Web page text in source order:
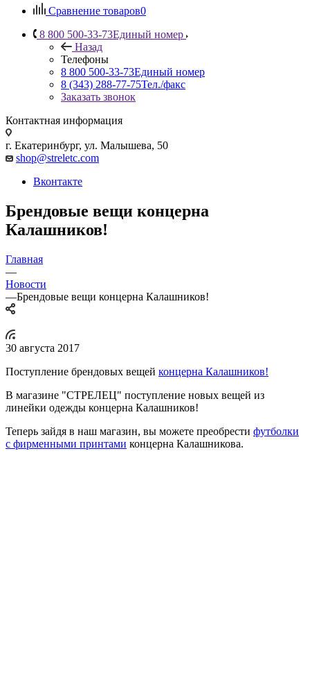
Сравнение товаров0
8 800 500-33-73Единый номер
Назад
Телефоны
8 800 500-33-73Единый номер
8 (343) 288-77-75Тел./факс
Заказать звонок
Контактная информация
г. Екатеринбург, ул. Малышева, 50
shop@streletc.com
Вконтакте
Брендовые вещи концерна
Калашников!
Главная
—
Новости
—Брендовые вещи концерна Калашников!
30 августа 2017
Поступление брендовых вещей концерна Калашников!
В магазине "СТРЕЛЕЦ" поступление новых вещей из
линейки одежды концерна Калашников!
Теперь зайдя в наш магазин, вы можете преобрести футболки
с фирменными принтами концерна Калашникова.